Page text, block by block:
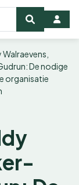
De nodige
organisatie